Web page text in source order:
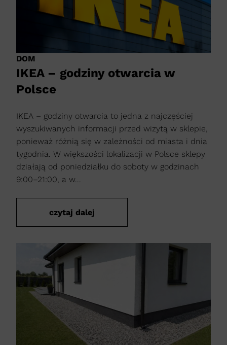
DOM
IKEA – godziny otwarcia w
Polsce
IKEA – godziny otwarcia to jedna z najczęściej
wyszukiwanych informacji przed wizytą w sklepie,
ponieważ różnią się w zależności od miasta i dnia
tygodnia. W większości lokalizacji w Polsce sklepy
działają od poniedziałku do soboty w godzinach
9:00–21:00, a w...
czytaj dalej